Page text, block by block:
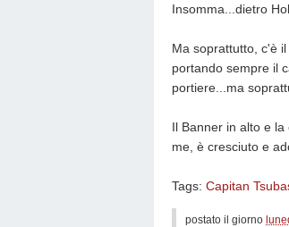
Insomma...dietro
Ma soprattutto, c'è
portando sempre il
portiere...ma
Il Banner in alto e
me, è cresciuto e
Tags: Capitan
postato il giorno